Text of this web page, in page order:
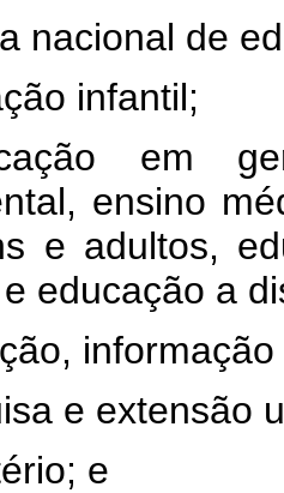
nacional de
infantil;
em
ensino
e adultos,
educação a
e extensão
e